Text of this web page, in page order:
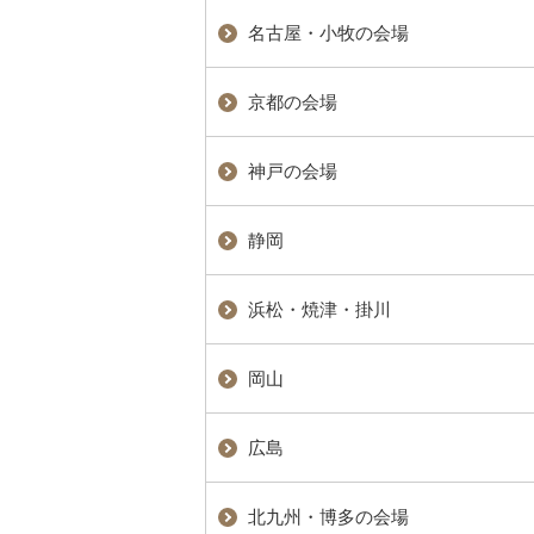
名古屋・小牧の会場
京都の会場
神戸の会場
静岡
浜松・焼津・掛川
岡山
広島
北九州・博多の会場